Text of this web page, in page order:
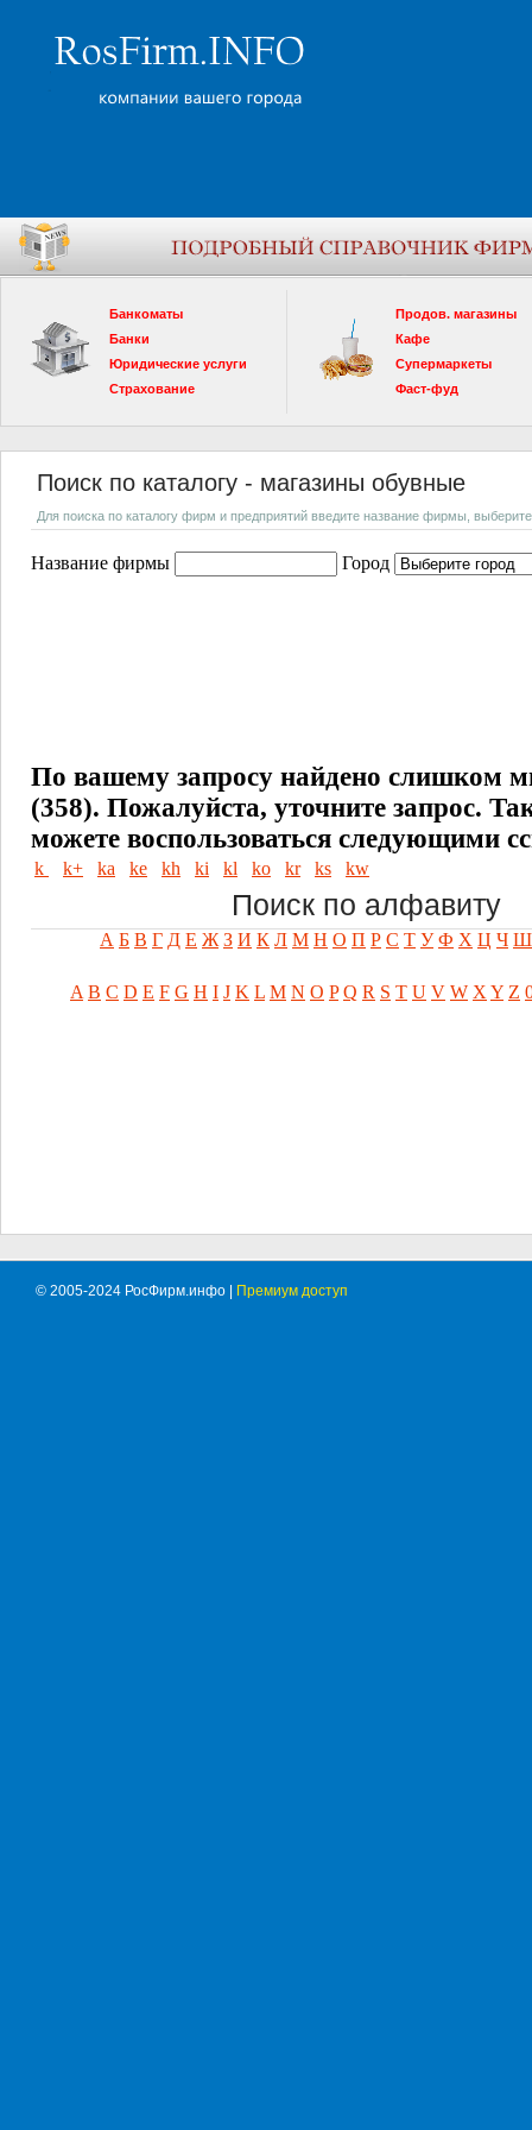
Банкоматы
Банки
Юридические услуги
Страхование
Продов. магазины
Кафе
Супермаркеты
Фаст-фуд
Поиск по каталогу - магазины обувные
Для поиска по каталогу фирм и предприятий введите название фирмы, выберите
Название фирмы Город
По вашему запросу найдено слишком
(358). Пожалуйста, уточните запрос.
можете воспользоваться следующими
k k+ ka ke kh ki kl ko kr ks kw
Поиск по алфавиту
А Б В Г Д Е Ж З И К Л М Н О П Р С Т У Ф Х Ц Ч Ш
A B C D E F G H I J K L M N O P Q R S T U V W X Y Z
© 2005-2024 РосФирм.инфо | Премиум доступ